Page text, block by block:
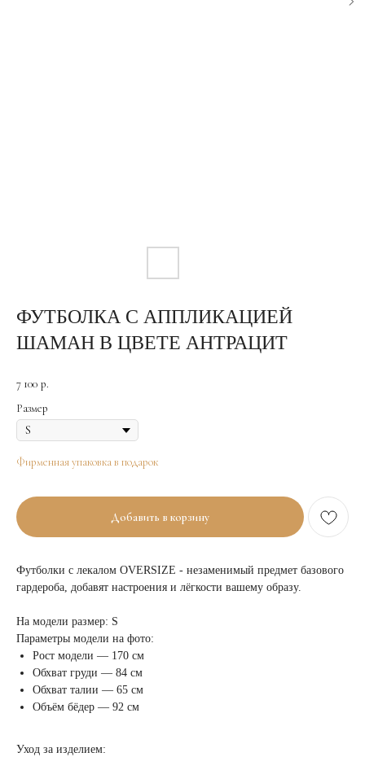
ФУТБОЛКА С АППЛИКАЦИЕЙ
ШАМАН В ЦВЕТЕ АНТРАЦИТ
7 100 р.
Размер
Фирменная упаковка в подарок
Добавить в корзину
Футболки с лекалом OVERSIZE - незаменимый предмет базового
гардероба, добавят настроения и лёгкости вашему образу.
На модели размер: S
Параметры модели на фото:
Рост модели — 170 см
Обхват груди — 84 см
Обхват талии — 65 см
Объём бёдер — 92 см
Уход за изделием: